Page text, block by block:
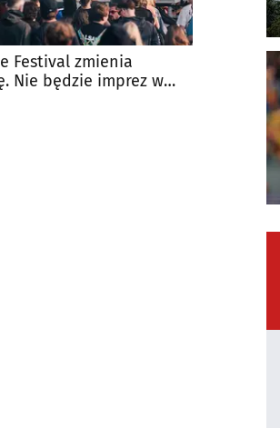
Festival zmienia
Nie będzie imprez w